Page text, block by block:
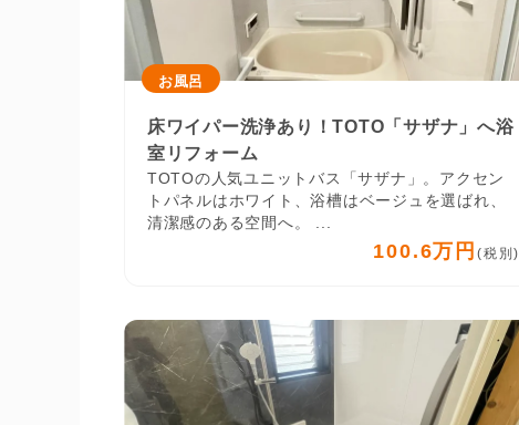
お風呂
床ワイパー洗浄あり！TOTO「サザナ」へ浴
室リフォーム
TOTOの人気ユニットバス「サザナ」。アクセン
トパネルはホワイト、浴槽はベージュを選ばれ、
清潔感のある空間へ。 ...
100.6万円 (税別)